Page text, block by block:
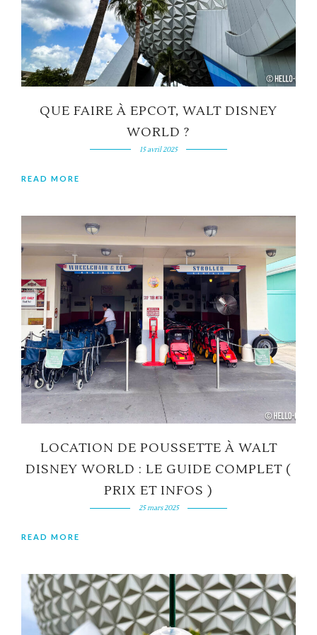
QUE FAIRE À EPCOT, WALT DISNEY
WORLD ?
15 avril 2025
READ MORE
LOCATION DE POUSSETTE À WALT
DISNEY WORLD : LE GUIDE COMPLET (
PRIX ET INFOS )
25 mars 2025
READ MORE